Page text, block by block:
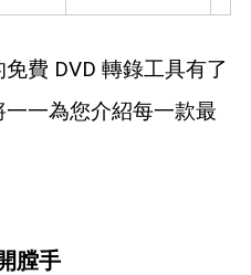
費 DVD 轉錄工具有了
一為您介紹每一款最
膛手